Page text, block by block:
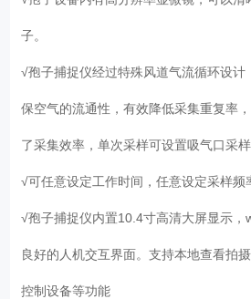
子。
√孢子捕捉仪经过特殊风道气流循环设计
保空气的流通性，有效降低采集重复率
了采集效率，单次采样可设置吸气口采
√可任意设定工作时间，任意设定采样频
√孢子捕捉仪内置10.4寸高清大屏显示，
良好的人机交互界面。支持本地查看拍
控制设备等功能